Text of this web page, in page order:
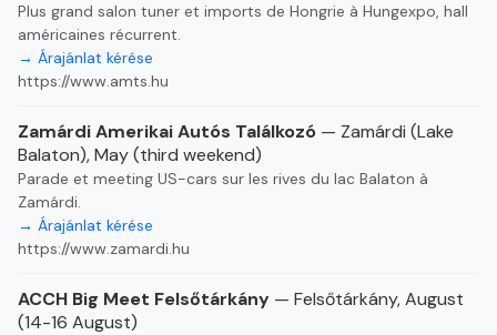
Plus grand salon tuner et imports de Hongrie à Hungexpo, hall
américaines récurrent.
→ Árajánlat kérése
https://www.amts.hu
Zamárdi Amerikai Autós Találkozó — Zamárdi (Lake
Balaton), May (third weekend)
Parade et meeting US-cars sur les rives du lac Balaton à
Zamárdi.
→ Árajánlat kérése
https://www.zamardi.hu
ACCH Big Meet Felsőtárkány — Felsőtárkány, August
(14-16 August)